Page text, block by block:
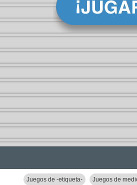
Juegos de -etiqueta- Juegos de